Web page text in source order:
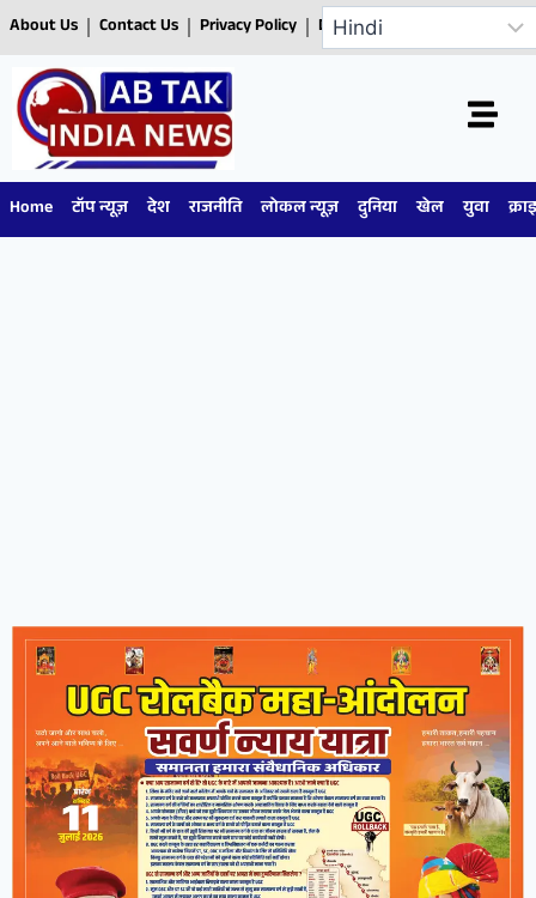
About Us Contact Us Privacy Policy Disclaimer
Home टॉप न्यूज़ देश राजनीति लोकल न्यूज़ दुनिया खेल युवा